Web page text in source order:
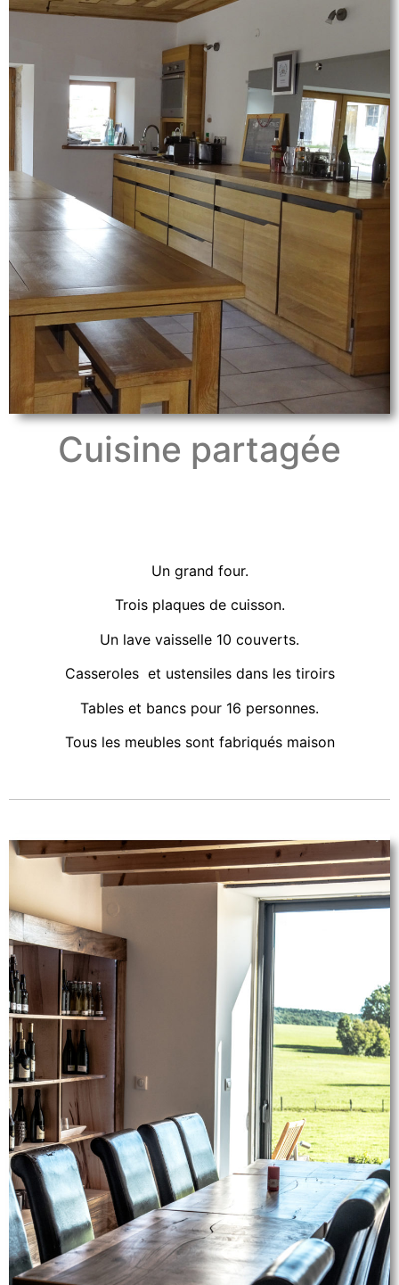
Cuisine partagée
Un grand four.
Trois plaques de cuisson.
Un lave vaisselle 10 couverts.
Casseroles et ustensiles dans les tiroirs
Tables et bancs pour 16 personnes.
Tous les meubles sont fabriqués maison